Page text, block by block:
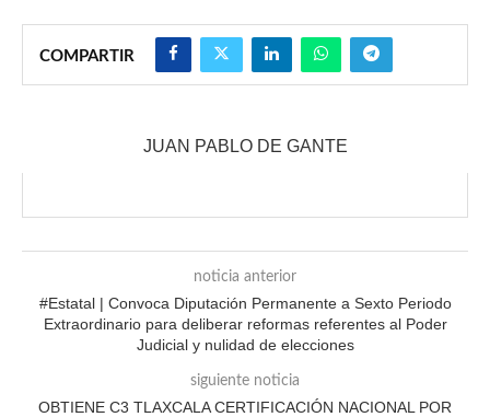
COMPARTIR
JUAN PABLO DE GANTE
noticia anterior
#Estatal | Convoca Diputación Permanente a Sexto Periodo
Extraordinario para deliberar reformas referentes al Poder
Judicial y nulidad de elecciones
siguiente noticia
OBTIENE C3 TLAXCALA CERTIFICACIÓN NACIONAL POR